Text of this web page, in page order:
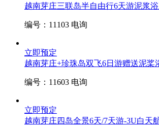
越南芽庄三联岛半自由行6天游泥浆
编号：11103 电询
立即预定
越南芽庄+珍珠岛双飞6日游赠送泥桨
编号：11603 电询
立即预定
越南芽庄四岛全景6天/7天游-3U白天